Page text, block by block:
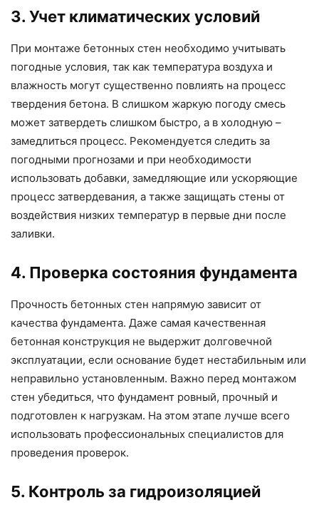
3. Учет климатических условий
При монтаже бетонных стен необходимо учитывать
погодные условия, так как температура воздуха и
влажность могут существенно повлиять на процесс
твердения бетона. В слишком жаркую погоду смесь
может затвердеть слишком быстро, а в холодную –
замедлиться процесс. Рекомендуется следить за
погодными прогнозами и при необходимости
использовать добавки, замедляющие или ускоряющие
процесс затвердевания, а также защищать стены от
воздействия низких температур в первые дни после
заливки.
4. Проверка состояния фундамента
Прочность бетонных стен напрямую зависит от
качества фундамента. Даже самая качественная
бетонная конструкция не выдержит долговечной
эксплуатации, если основание будет нестабильным или
неправильно установленным. Важно перед монтажом
стен убедиться, что фундамент ровный, прочный и
подготовлен к нагрузкам. На этом этапе лучше всего
использовать профессиональных специалистов для
проведения проверок.
5. Контроль за гидроизоляцией